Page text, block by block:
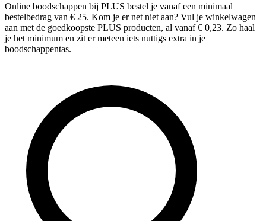
Online boodschappen bij PLUS bestel je vanaf een minimaal
bestelbedrag van € 25. Kom je er net niet aan? Vul je winkelwagen
aan met de goedkoopste PLUS producten, al vanaf € 0,23. Zo haal
je het minimum en zit er meteen iets nuttigs extra in je
boodschappentas.